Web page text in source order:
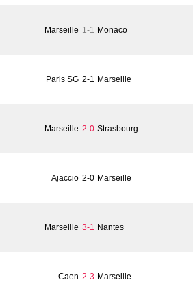
Marseille 1-1 Monaco
Paris SG 2-1 Marseille
Marseille 2-0 Strasbourg
Ajaccio 2-0 Marseille
Marseille 3-1 Nantes
Caen 2-3 Marseille